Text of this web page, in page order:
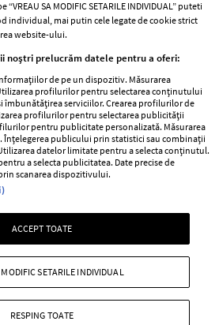
femei
Viva
Avantaje
Retete practice
ONJN nr. 821/25.09.2025.
sunt interzise minorilor.
2026 Ringier Romania SRL
SA MODIFIC SETARILE INDIVIDUAL” puteti
individual, mai putin cele legate de cookie strict
website-ului.
noștri prelucrăm datele pentru a oferi:
de pe un dispozitiv. Măsurarea
profilurilor pentru selectarea conținutului
îmbunătățirea serviciilor. Crearea profilurilor de
profilurilor pentru selectarea publicității
pentru publicitate personalizată. Măsurarea
publicului prin statistici sau combinații
datelor limitate pentru a selecta conținutul.
a selecta publicitatea. Date precise de
scanarea dispozitivului.
ACCEPT TOATE
RESPING TOATE
SETARILE INDIVIDUAL